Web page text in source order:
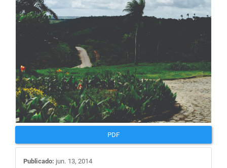
PDF
Publicado: jun. 13, 2014